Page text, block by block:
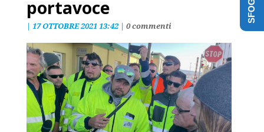
portavoce
| 17 OTTOBRE 2021 13:42| 0 commenti